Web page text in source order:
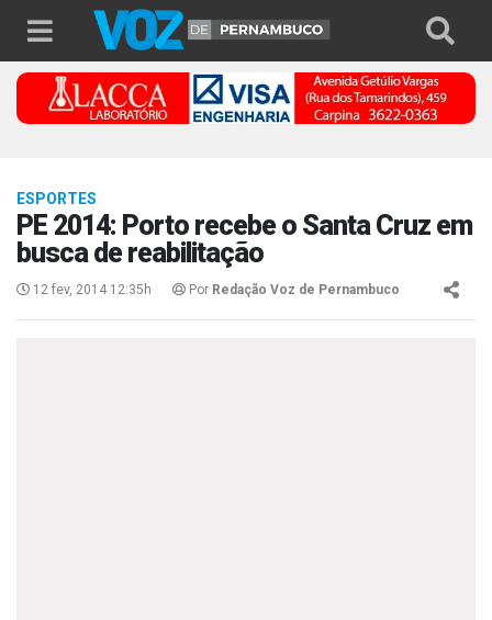
ESPORTES
PE 2014: Porto recebe o Santa Cruz em
busca de reabilitação
12 fev, 2014 12:35h Por Redação Voz de Pernambuco